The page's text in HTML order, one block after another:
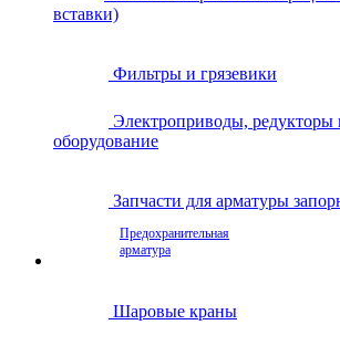
вставки)
Фильтры и грязевики
Электроприводы, редукторы
оборудование
Запчасти для арматуры
Предохранительная
арматура
Шаровые краны